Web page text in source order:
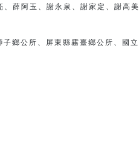
薛阿玉、謝永泉、謝家定、 謝高美
鄉公所、 屏東縣霧臺鄉公所、
國立